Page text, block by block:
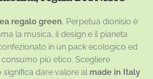
regalo green, Perpetua dionisio è
la musica, il design e il pianeta.
in un pack ecologico ed
più etico. Scegliere
significa dare valore al made in Italy